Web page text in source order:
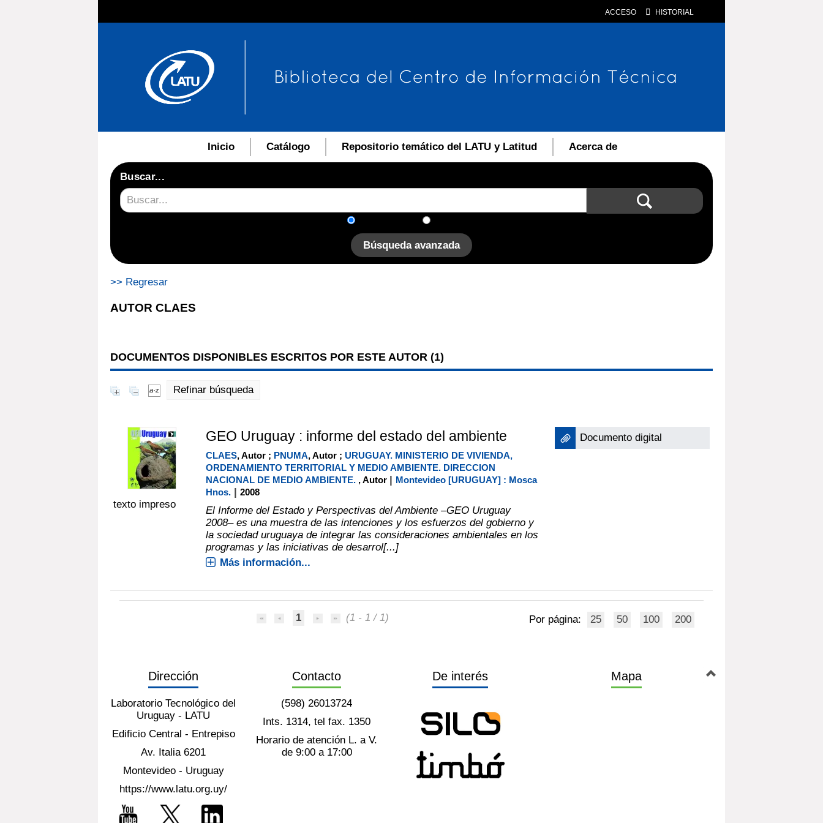
ACCESO HISTORIAL
Inicio Catálogo Repositorio temático del LATU y Latitud Acerca de
Buscar...
Búsqueda avanzada
>> Regresar
AUTOR CLAES
DOCUMENTOS DISPONIBLES ESCRITOS POR ESTE AUTOR (1)
Refinar búsqueda
texto impreso
GEO Uruguay : informe del estado del ambiente
CLAES, Autor ; PNUMA, Autor ; URUGUAY. MINISTERIO DE VIVIENDA,
ORDENAMIENTO TERRITORIAL Y MEDIO AMBIENTE. DIRECCION
NACIONAL DE MEDIO AMBIENTE. , Autor | Montevideo [URUGUAY] : Mosca
Hnos.| 2008
El Informe del Estado y Perspectivas del Ambiente –GEO Uruguay
2008– es una muestra de las intenciones y los esfuerzos del gobierno y
la sociedad uruguaya de integrar las consideraciones ambientales en los
programas y las iniciativas de desarrol[...]
Más información...
Documento digital
1 (1 - 1 / 1) Por página: 25 50 100 200
Dirección
Laboratorio Tecnológico del
Uruguay - LATU
Edificio Central - Entrepiso
Av. Italia 6201
Montevideo - Uruguay
https://www.latu.org.uy/
Contacto
(598) 26013724
Ints. 1314, tel fax. 1350
Horario de atención L. a V.
de 9:00 a 17:00
De interés Mapa